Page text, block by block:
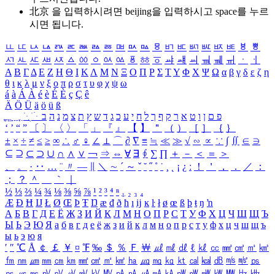
北京 을 입력하시려면 beijing을 입력하시고 space를 누르
시면 됩니다.
ㅥ ㅦ ㅧ ㅨ ㅩ ㅪ ㅫ ㅬ ㅭ ㅮ ㅯ ㅰ ㅱ ㅲ ㅳ ㅴ ㅵ ㅶ ㅷ ㅸ
ㅹ
ㅺ ㅻ ㅼ ㅽ ㅾ ㅿ ㆀ ㆁ ㆂ ㆃ ㆄ ㆅ ㆆ ㆇ ㆈ ㆉ ㆊ ㆋ ㆌ ㆍ
ㆎ
Α Β ΓΔ Ε Ζ Η Θ Ι ΚΛ Μ Ν Ξ Ο Π Ρ Σ ΤΥ Φ Χ Ψ Ω α β γ δ ε ζ η
θ ι κ λ μ ν ξ ο π ρ σ τ υ φ χ ψ ω
á à Á À é è É È ç Ç ê
Ä Ö Ü ä ö ü ß
ִֶֹ ֻּ ׁׂ פ ם ן ו ט א ר ק ף ך ל ח י ע כ ג ד ש ץ ת צ מ נ ה ב
‘ ’ “ ” 〔 〕 〈 〉 「 」 『 』 【 】 ＂ （ ） ［ ］ ｛ ｝
± × ÷ ≠ ≤ ≥ ∞ ∴ ♂ ♀ ∠ ⊥ ⌒ ∂ ∇ ≡ ≒ ≪ ≫ √ ∽ ∝ ∵ ∫ ∬ ∈ ∋
⊆ ⊇ ⊂ ⊃ ∪ ∩ ∧ ∨ ￢ ⇒ ⇔ ∀ ∃ ∮ ∑ ∏ ＋ － ＜ ＝
＞
、
。 · ‥ … ¨ 〃 ― ＼ ∼ ´ ～ ˇ ˘ ˝ ˚ ˙ ¸ ¡ ¿ ː ！ ＇ ， ． ／
：
；
？ ＾ ｀
½ ⅓ ⅔ ¼ ¾ ⅛ ⅜ ⅝ ⅞ ¹ ² ³ ⁴ ⁿ ₁ ₂ ₃ ₄
Æ Ð Ħ Ĳ Ł Ø Œ Þ Ŧ Ŋ æ đ ð ħ ı ĳ ĸ ŀ ł ø œ ß þ ŧ ŋ ŉ
А Б В Г Д Е Ё Ж З И Й К Л М Н О П Р С Т У Ф Х Ц Ч Ш Щ Ъ
Ы Ь Э Ю Я а б в г д е ё ж з и й к л м н о п р с т у ф х ц ч ш щ ъ
ы ь э ю я
′ ″ ℃ Å ￠ ￡ ￥ ¤ ℉ ‰ ＄ ％ Ｆ ￦ ㎕ ㎖ ㎗ ℓ ㎘ ㏄ ㎣ ㎤ ㎥ ㎦
㎙ ㎚ ㎛ ㎜ ㎝ ㎞ ㎟ ㎠ ㎡ ㎢ ㏊ ㎍ ㎎ ㎏ ㏏ ㎈ ㎉ ㏈ ㎧ ㎨ ㎰